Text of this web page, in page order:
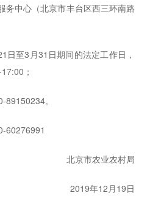
务中心 （北京市丰台区西三环南路
日至3 月31 日期间的法定工作日，
；
89150234。
60276991
北京市农业农村局
2019年12月 19日